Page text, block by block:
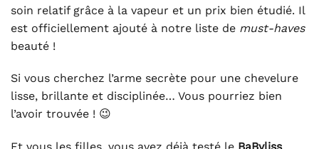
soin relatif grâce à la vapeur et un prix bien étudié. Il
est officiellement ajouté à notre liste de must-haves
beauté !
Si vous cherchez l’arme secrète pour une chevelure
lisse, brillante et disciplinée… Vous pourriez bien
l’avoir trouvée ! 😉